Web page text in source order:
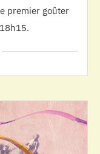
premier goûter